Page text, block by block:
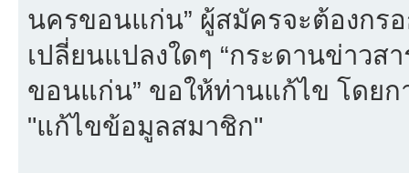
นครขอนแก่น” ผู้สมัครจะต้องกร
เปลี่ยนแปลงใดๆ “กระดานข่าว
ขอนแก่น” ขอให้ท่านแก้ไข โดย
"แก้ไขข้อมูลสมาชิก"